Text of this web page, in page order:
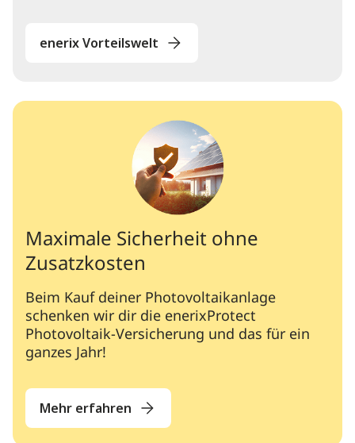
enerix Vorteilswelt
Maximale Sicherheit ohne
Zusatzkosten
Beim Kauf deiner Photovoltaikanlage
schenken wir dir die enerixProtect
Photovoltaik-Versicherung und das für ein
ganzes Jahr!
Mehr erfahren